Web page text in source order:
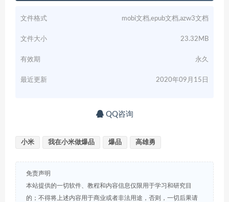
文件格式 mobi文档,epub文档,azw3文档
文件大小 23.32MB
有效期 永久
最近更新 2020年09月15日
QQ咨询
小米 我在小米做爆品 爆品 高雄勇
免责声明
本站提供的一切软件、教程和内容信息仅限用于学习和研究目
的；不得将上述内容用于商业或者非法用途，否则，一切后果请